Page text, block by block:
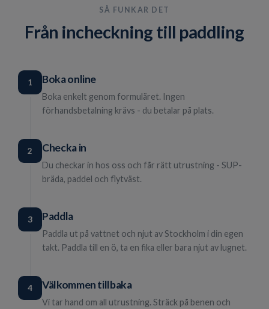
SÅ FUNKAR DET
Från incheckning till paddling
1 Boka online
Boka enkelt genom formuläret. Ingen
förhandsbetalning krävs - du betalar på plats.
2 Checka in
Du checkar in hos oss och får rätt utrustning - SUP-
bräda, paddel och flytväst.
3 Paddla
Paddla ut på vattnet och njut av Stockholm i din egen
takt. Paddla till en ö, ta en fika eller bara njut av lugnet.
4 Välkommen tillbaka
Vi tar hand om all utrustning. Sträck på benen och